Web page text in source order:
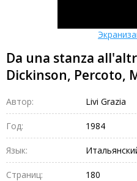
Da una stanza
Dickinson, Percoto,
Автор: Livi Grazia
Год: 1984
Язык:
Страниц: 180